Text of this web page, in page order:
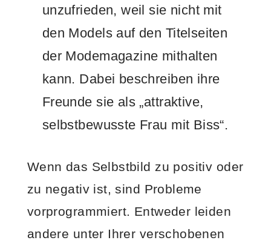
unzufrieden, weil sie nicht mit
den Models auf den Titelseiten
der Modemagazine mithalten
kann. Dabei beschreiben ihre
Freunde sie als „attraktive,
selbstbewusste Frau mit Biss“.
Wenn das Selbstbild zu positiv oder
zu negativ ist, sind Probleme
vorprogrammiert. Entweder leiden
andere unter Ihrer verschobenen